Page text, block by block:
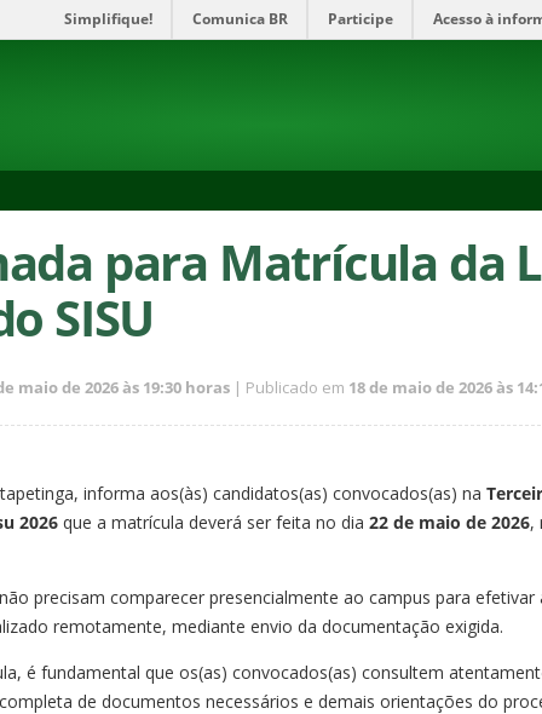
Simplifique! Comunica BR Participe Acesso à
para Matrícula da
SISU
maio de 2026 às 19:30 horas | Publicado em 18 de maio de 2026 às
informa aos(às) candidatos(as) convocados(as) na
2026 que a matrícula deverá ser feita no dia 22 de maio de 2026,
precisam comparecer presencialmente ao campus para
remotamente, mediante envio da documentação exigida.
é fundamental que os(as) convocados(as) consultem
de documentos necessários e demais orientações do